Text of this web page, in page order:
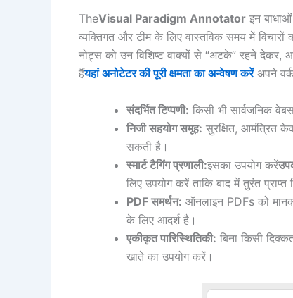
TheVisual Paradigm Annotator इन
व्यक्तिगत और टीम के लिए वास्तविक समय में
नोट्स को उन विशिष्ट वाक्यों से “अटके” रहने
हैंयहां अनोटेटर की पूरी क्षमता का अन्वेषण करेंअपने
संदर्भित टिप्पणी: किसी भी सार्वजनिक
निजी सहयोग समूह: सुरक्षित, आमंत्रित
सकती है।
स्मार्ट टैगिंग प्रणाली:इसका उपयोग करें
लिए उपयोग करें ताकि बाद में तुरंत
PDF समर्थन: ऑनलाइन PDFs को
के लिए आदर्श है।
एकीकृत पारिस्थितिकी: बिना किसी
खाते का उपयोग करें।